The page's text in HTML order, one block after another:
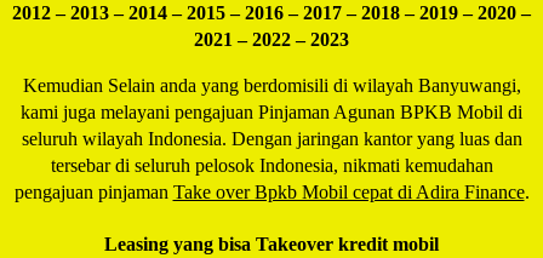
2012 – 2013 – 2014 – 2015 – 2016 – 2017 – 2018 – 2019 – 2020 –
2021 – 2022 – 2023
Kemudian Selain anda yang berdomisili di wilayah Banyuwangi,
kami juga melayani pengajuan Pinjaman Agunan BPKB Mobil di
seluruh wilayah Indonesia. Dengan jaringan kantor yang luas dan
tersebar di seluruh pelosok Indonesia, nikmati kemudahan
pengajuan pinjaman Take over Bpkb Mobil cepat di Adira Finance.
Leasing yang bisa Takeover kredit mobil